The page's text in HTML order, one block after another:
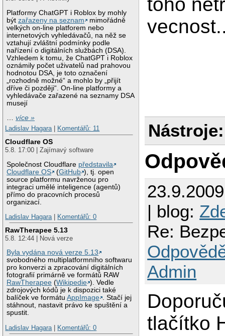
Platformy ChatGPT i Roblox by mohly
býtzařazeny na seznam
mimořádně
velkých on-line platforem nebo
internetových vyhledávačů, na něž se
vztahují zvláštní podmínky podle
nařízení o digitálních službách (DSA).
Vzhledem k tomu, že ChatGPT i Roblox
oznámily počet uživatelů nad prahovou
hodnotou DSA, je toto označení
„rozhodně možné“ a mohlo by „přijít
dříve či později“. On-line platformy a
vyhledávače zařazené na seznamy DSA
musejí
…více »
Ladislav Hagara| Komentářů: 11
Cloudflare OS
5.8. 17:00 | Zajímavý software
Společnost Cloudflare představila
Cloudflare OS
(GitHub ), tj. open
source platformu navrženou pro
integraci umělé inteligence (agentů)
přímo do pracovních procesů
organizací.
Ladislav Hagara| Komentářů: 0
RawTherapee 5.13
5.8. 12:44 | Nová verze
Byla vydána nová verze 5.13
svobodného multiplatformního softwaru
pro konverzi a zpracování digitálních
fotografií primárně ve formátů RAW
RawTherapee (Wikipedie ). Vedle
zdrojových kódů je k dispozici také
balíček ve formátuAppImage . Stačí jej
stáhnout, nastavit právo ke spuštění a
spustit.
Ladislav Hagara| Komentářů: 0
Nástroje:
| blog:
Re:
Admin
tlačítko